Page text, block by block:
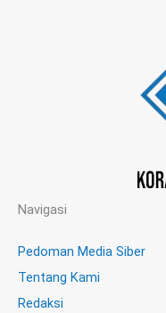
Navigasi
Pedoman Media Siber
Tentang Kami
Redaksi